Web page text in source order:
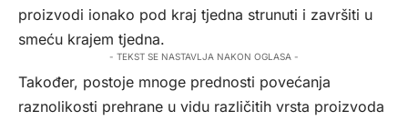
proizvodi ionako pod kraj tjedna strunuti i završiti u
smeću krajem tjedna.
- TEKST SE NASTAVLJA NAKON OGLASA -
Također, postoje mnoge prednosti povećanja
raznolikosti prehrane u vidu različitih vrsta proizvoda